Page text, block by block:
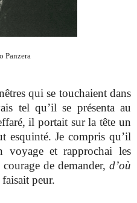
Panzera
qui se touchaient dans
tel qu’il se présenta au
il portait sur la tête un
esquinté. Je compris qu’il
et rapprochai les
de demander, d’où
peur.